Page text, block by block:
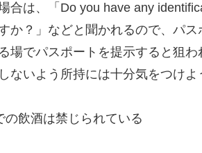
合は、「Do you have any
か？」などと聞かれるので、パス
場でパスポートを提示すると狙
ないよう所持には十分気をつけよ
の飲酒は禁じられている